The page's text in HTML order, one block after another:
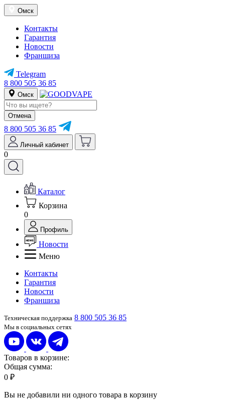
Омск
Контакты
Гарантия
Новости
Франшиза
Telegram
8 800 505 36 85
Омск
Отмена
8 800 505 36 85
Личный кабинет
0
Каталог
Корзина
0
Профиль
Новости
Меню
Контакты
Гарантия
Новости
Франшиза
Техническая поддержка 8 800 505 36 85
Мы в социальных сетях
Товаров в корзине:
Общая сумма:
0 ₽
Вы не добавили ни одного товара в корзину